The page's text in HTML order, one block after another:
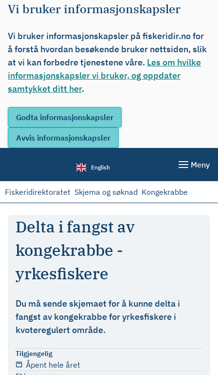
Vi bruker informasjonskapsler
Vi bruker informasjonskapsler på fiskeridir.no for
å forstå hvordan besøkende bruker nettsiden, slik
at vi kan forbedre tjenestene våre. Les om hvilke
informasjonskapsler vi bruker, og oppdater
samtykket ditt her.
English Meny
Fiskeridirektoratet Skjema og søknad Kongekrabbe
Delta i fangst av
kongekrabbe -
yrkesfiskere
Du må sende skjemaet for å kunne delta i
fangst av kongekrabbe for yrkesfiskere i
kvoteregulert område.
Tilgjengelig
Åpent hele året